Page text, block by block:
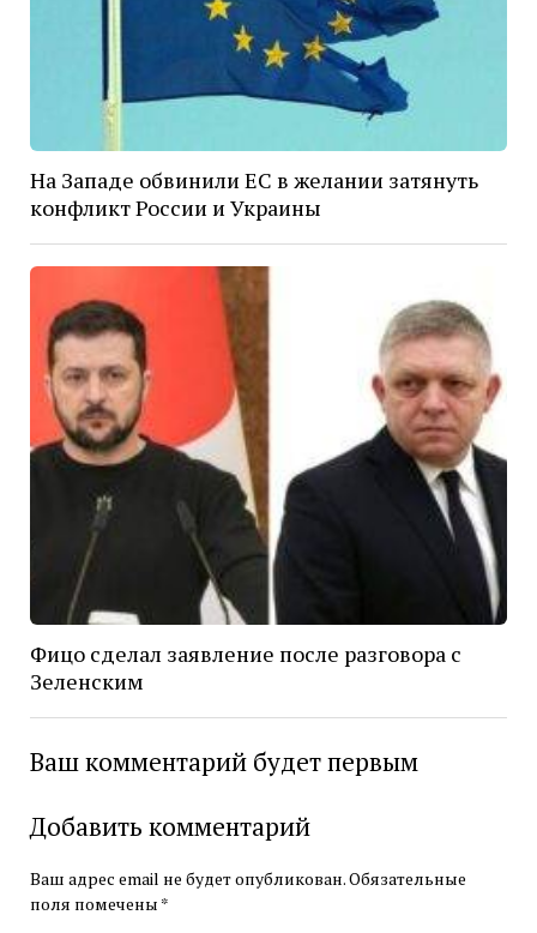
На Западе обвинили ЕС в желании затянуть
конфликт России и Украины
Фицо сделал заявление после разговора с
Зеленским
Ваш комментарий будет первым
Добавить комментарий
Ваш адрес email не будет опубликован.Обязательные
поля помечены *